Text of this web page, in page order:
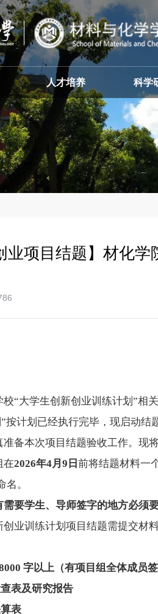
人才培养 科学
业项目结题】材化
“大学生创新创业训练计划”相
按计划已经执行完毕，现启动结
备本次项目结题验收工作。现
在2026年4月 9 日 前将结题材料一
名。
需要学生、导师签字的地方必须
创业训练计划项目结题需提交材
字以上（有项目组全体成员
表及研究报告
表